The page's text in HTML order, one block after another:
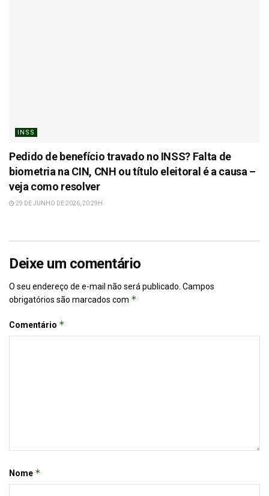
INSS
Pedido de benefício travado no INSS? Falta de
biometria na CIN, CNH ou título eleitoral é a causa –
veja como resolver
29 DE JUNHO DE 2026, 20:29H
Deixe um comentário
O seu endereço de e-mail não será publicado. Campos
obrigatórios são marcados com *
Comentário *
Nome *